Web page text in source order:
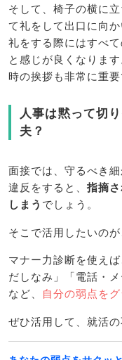
そして、椅子の横に
て礼をして出口に向
礼をする際にはすべ
と感じが良くなりま
時の挨拶も非常に重要
人事は黙って切
夫？
面接では、守るべき
違反をすると、 指摘
しまう でしょう。
そこで活用したいの
マナー力診断を使えば
だしなみ」「電話・
など、
自分の弱点を
ぜひ活用して、就活